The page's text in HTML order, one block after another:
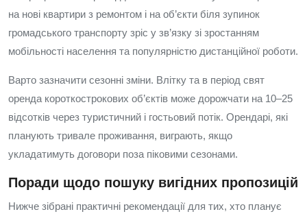
на нові квартири з ремонтом і на об’єкти біля зупинок
громадського транспорту зріс у зв’язку зі зростанням
мобільності населення та популярністю дистанційної роботи.
Варто зазначити сезонні зміни. Влітку та в період свят
оренда короткострокових об’єктів може дорожчати на 10–25
відсотків через туристичний і гостьовий потік. Орендарі, які
планують тривале проживання, виграють, якщо
укладатимуть договори поза піковими сезонами.
Поради щодо пошуку вигідних пропозицій
Нижче зібрані практичні рекомендації для тих, хто планує